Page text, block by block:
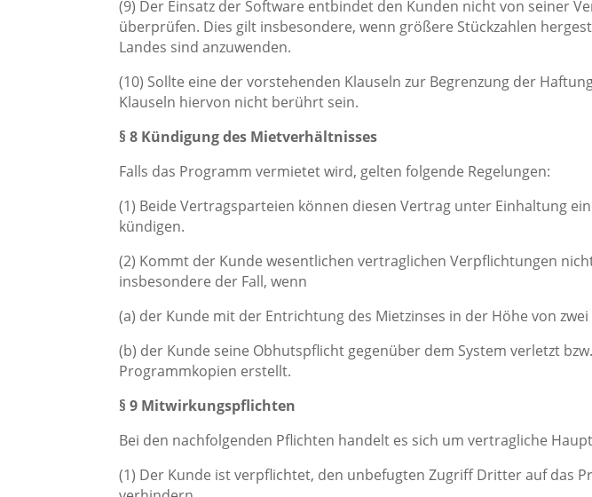
(9) Der Einsatz der Software entbindet den Kunden nicht von seiner
überprüfen. Dies gilt insbesondere, wenn größere Stückzahlen
Landes sind anzuwenden.
(10) Sollte eine der vorstehenden Klauseln zur Begrenzung der
Klauseln hiervon nicht berührt sein.
§ 8 Kündigung des Mietverhältnisses
Falls das Programm vermietet wird, gelten folgende Regelungen:
(1) Beide Vertragsparteien können diesen Vertrag unter Einhaltung
kündigen.
(2) Kommt der Kunde wesentlichen vertraglichen Verpflichtungen
insbesondere der Fall, wenn
(a) der Kunde mit der Entrichtung des Mietzinses in der Höhe von
(b) der Kunde seine Obhutspflicht gegenüber dem System verletzt
Programmkopien erstellt.
§ 9 Mitwirkungspflichten
Bei den nachfolgenden Pflichten handelt es sich um vertragliche
(1) Der Kunde ist verpflichtet, den unbefugten Zugriff Dritter auf das